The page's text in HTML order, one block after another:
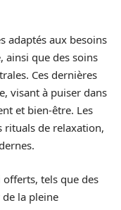
adaptés aux besoins
ainsi que des soins
Ces dernières
visant à puiser dans
et bien-être. Les
rituals de relaxation,
tels que des
la pleine